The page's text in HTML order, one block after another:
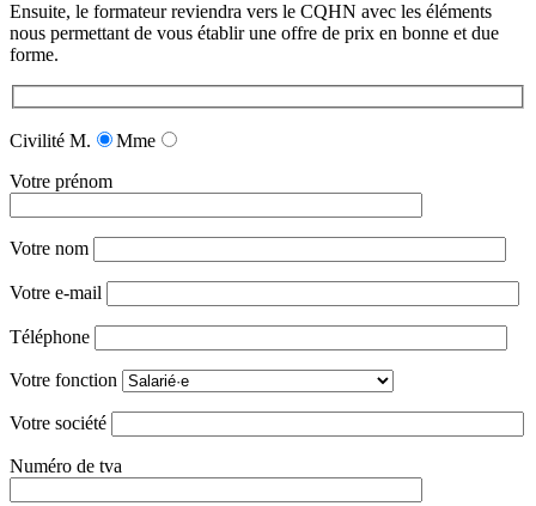
Ensuite, le formateur reviendra vers le CQHN avec les éléments
nous permettant de vous établir une offre de prix en bonne et due
forme.
Civilité M.
Mme
Votre prénom
Votre nom
Votre e-mail
Téléphone
Votre fonction
Votre société
Numéro de tva